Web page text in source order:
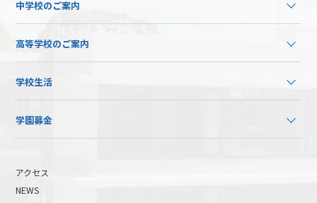
中学校のご案内
高等学校のご案内
学校生活
学園募金
アクセス
NEWS